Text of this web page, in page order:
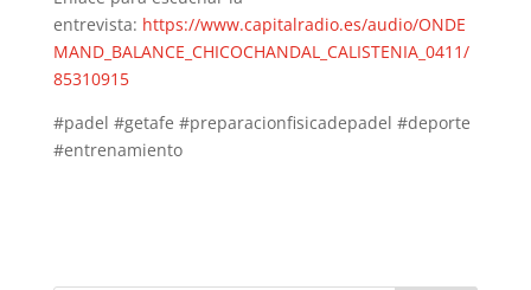
entrevista: https://www.capitalradio.es/audio/ONDE
MAND_BALANCE_CHICOCHANDAL_CALISTENIA_0411/
85310915
#padel #getafe #preparacionfisicadepadel #deporte
#entrenamiento